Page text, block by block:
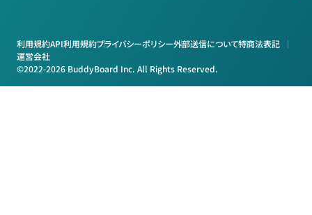
利用規約API利用規約プライバシーポリシー外部送信について特商法表記
運営会社
©2022-2026 BuddyBoard Inc. All Rights Reserved.